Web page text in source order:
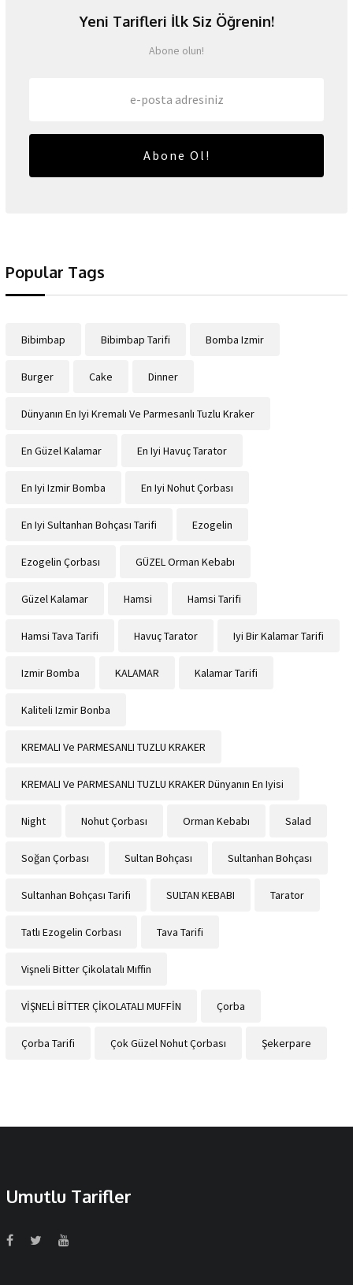
Yeni Tarifleri İlk Siz Öğrenin!
Abone olun!
Abone Ol!
Popular Tags
Bibimbap Bibimbap Tarifi Bomba Izmir
Burger Cake Dinner
Dünyanın En Iyi Kremalı Ve Parmesanlı Tuzlu Kraker
En Güzel Kalamar En Iyi Havuç Tarator
En Iyi Izmir Bomba En Iyi Nohut Çorbası
En Iyi Sultanhan Bohçası Tarifi Ezogelin
Ezogelin Çorbası GÜZEL Orman Kebabı
Güzel Kalamar Hamsi Hamsi Tarifi
Hamsi Tava Tarifi Havuç Tarator Iyi Bir Kalamar Tarifi
Izmir Bomba KALAMAR Kalamar Tarifi
Kaliteli Izmir Bonba
KREMALI Ve PARMESANLI TUZLU KRAKER
KREMALI Ve PARMESANLI TUZLU KRAKER Dünyanın En Iyisi
Night Nohut Çorbası Orman Kebabı Salad
Soğan Çorbası Sultan Bohçası Sultanhan Bohçası
Sultanhan Bohçası Tarifi SULTAN KEBABI Tarator
Tatlı Ezogelin Corbası Tava Tarifi
Vişneli Bitter Çikolatalı Mıffin
VİŞNELİ BİTTER ÇİKOLATALI MUFFİN Çorba
Çorba Tarifi Çok Güzel Nohut Çorbası Şekerpare
Umutlu Tarifler